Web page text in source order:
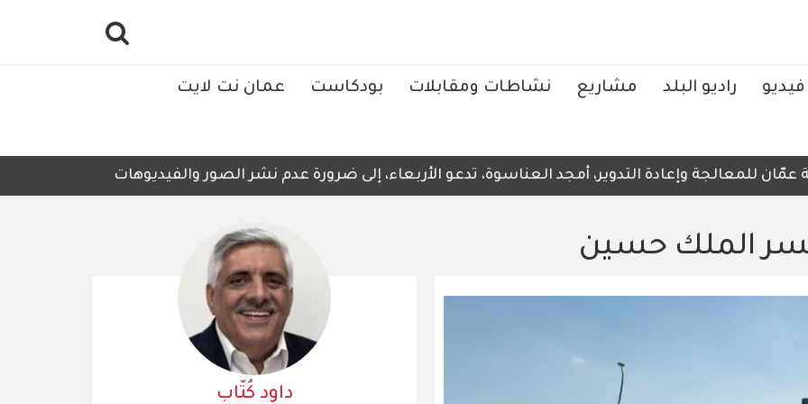
فيديو راديو البلد مشاريع نشاطات ومقابلات بودكاست عمان نت لايت
للمعالجة وإعادة التدوير، أمجد العناسوة، تدعو الأربعاء، إلى ضرورة عدم نشر الصور والفيديوهات التي لا تحتوي على
الملك حسين
داود كُتّاب